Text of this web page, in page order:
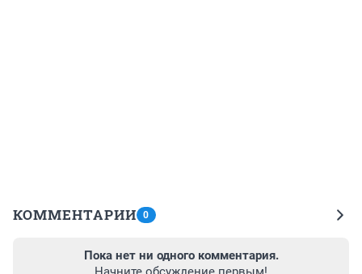
КОММЕНТАРИИ 0
Пока нет ни одного комментария.